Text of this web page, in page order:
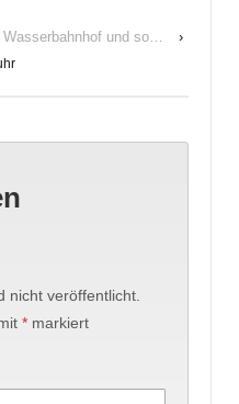
Wasserbahnhof und so…
›
nicht veröffentlicht.
* markiert